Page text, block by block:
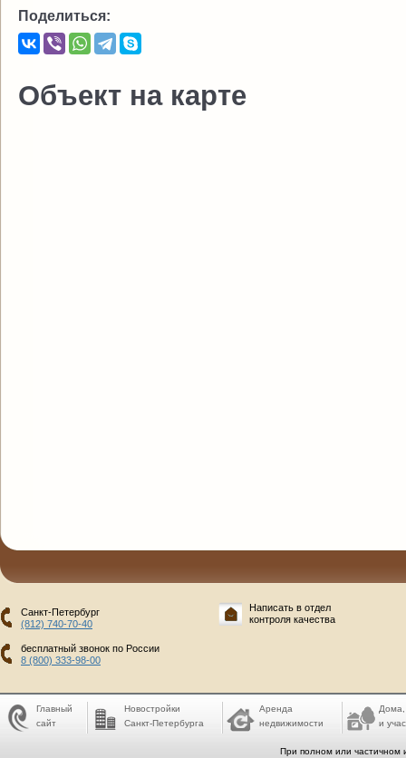
Поделиться:
Объект на карте
Санкт-Петербург
(812) 740-70-40
бесплатный звонок по России
8 (800) 333-98-00
Написать в отдел
контроля качества
Главный
сайт
Новостройки
Санкт-Петербурга
Аренда
недвижимости
Дома,
и
При полном или частичном